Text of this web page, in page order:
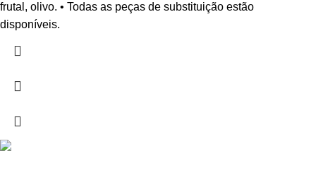
frutal, olivo. • Todas as peças de substituição estão
disponíveis.